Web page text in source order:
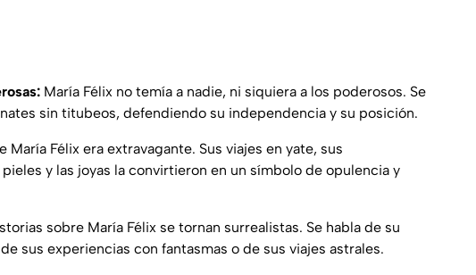
María Félix no temía a nadie, ni siquiera a los poderosos. Se
sin titubeos, defendiendo su independencia y su posición.
María Félix era extravagante. Sus viajes en yate, sus
y las joyas la convirtieron en un símbolo de opulencia y
sobre María Félix se tornan surrealistas. Se habla de su
sus experiencias con fantasmas o de sus viajes astrales.